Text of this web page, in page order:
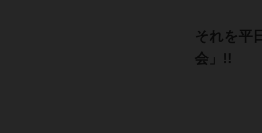
それを平
会」!!